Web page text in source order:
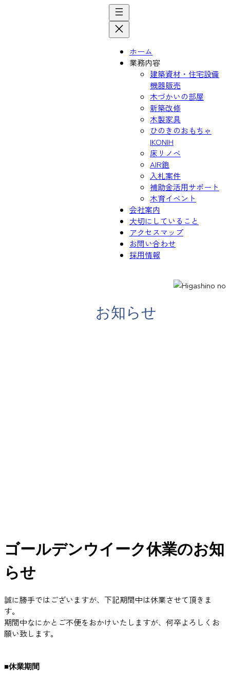
ホーム
業務内容
建築資材・住宅設備
機器販売
木づかいの部屋
新築改修
木製家具
ひのきのおもちゃ
IKONIH
床リノベ
AIR鉋
入札案件
補助金活用サポート
木育イベント
会社案内
大切にしていること
アクセスマップ
お問い合わせ
採用情報
お知らせ
ゴールデンウイーク休業のお知
らせ
誠に勝手ではございますが、下記期間中は休業させて頂きま
す。
期間中なにかとご不便をおかけいたしますが、何卒よろしくお
願い致します。
■休業期間